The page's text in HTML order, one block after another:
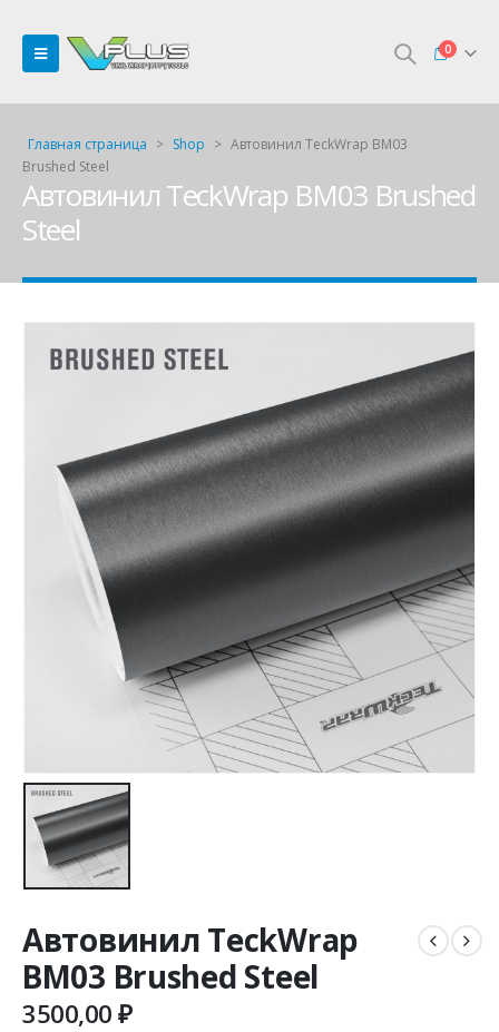
0
Главная страница > Shop > Автовинил TeckWrap BM03
Brushed Steel
Автовинил TeckWrap BM03 Brushed
Steel
Автовинил TeckWrap
BM03 Brushed Steel
3500,00₽